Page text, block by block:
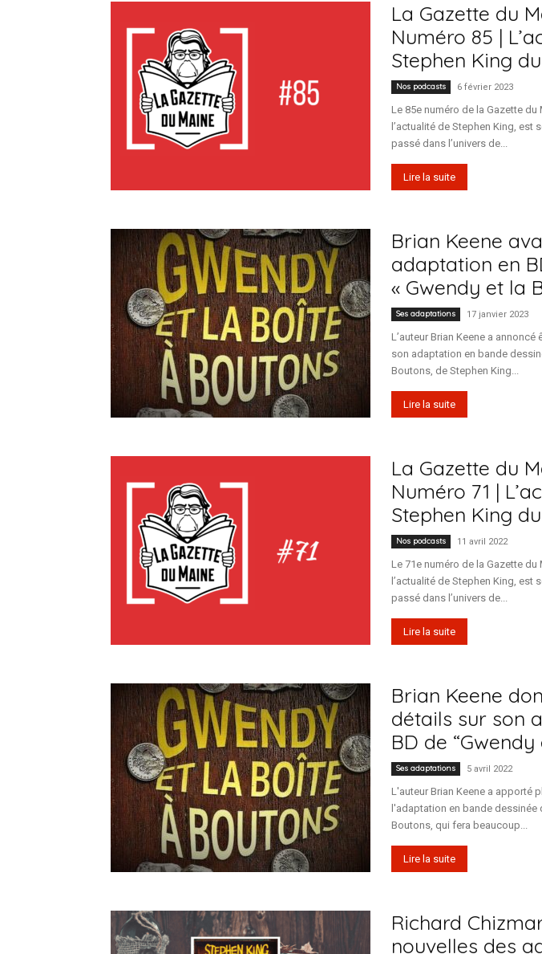
La Gazette du
Numéro 85 |
Stephen King du
Nos podcasts 6 février 2023
Le 85e numéro de la Gazette
l’actualité de Stephen King, est
passé dans l’univers de...
Lire la suite
Brian Keene
adaptation en
« Gwendy et la
Ses adaptations 17 janvier 2023
L’auteur Brian Keene a
son adaptation en bande
Boutons, de Stephen King...
Lire la suite
La Gazette du
Numéro 71 |
Stephen King du
Nos podcasts 11 avril 2022
Le 71e numéro de la Gazette
l’actualité de Stephen King, est
passé dans l’univers de...
Lire la suite
Brian Keene
détails sur son
BD de “Gwendy
Ses adaptations 5 avril 2022
L'auteur Brian Keene a apporté
l'adaptation en bande dessinée
Boutons, qui fera beaucoup...
Lire la suite
Richard
nouvelles des